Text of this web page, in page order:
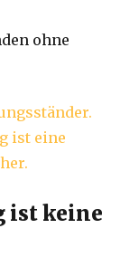
ohne
ist keine